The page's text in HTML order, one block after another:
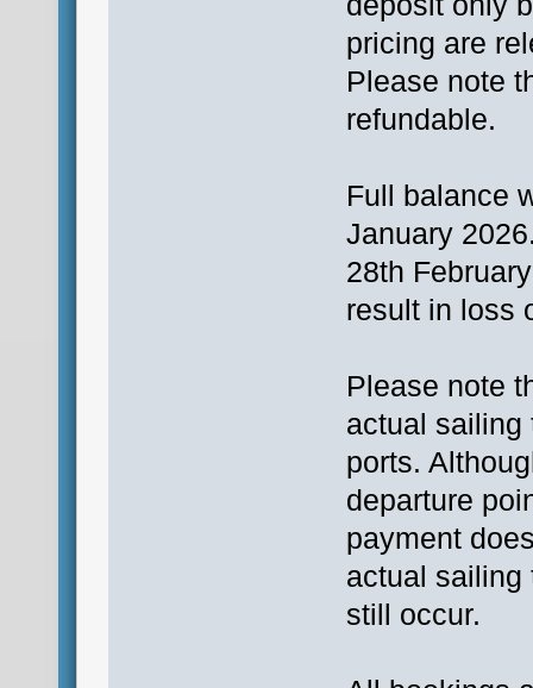
pricing are
Please note
refundable.
Full balance
January
28th
result in loss
Please note
actual sailing
ports.
departure
payment
actual sailing
still occur.